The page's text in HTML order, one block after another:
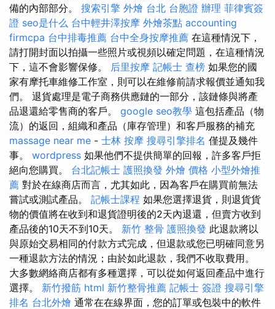
備的內部部分。 搜索引擎 外燴 台北 台胞證 辦理 菲律賓簽
證 seo是什么 台中輕井澤按摩 外燴茶點 accounting
firmcpa 台中排毒推薦 台中全身按摩推薦 在這種情況下，
請打開封面以拍攝一些照片或視頻以確定問題，在這種情況
下，這不會影響保修。 后里按摩 記帳士 查榜 如果您的國
家有摩托車維修工作室，則可以在維修前請求報價並通知我
們。 退貨處理是電子商務供應鏈的一部分，該鏈條與將產
品退還給零售商的客戶。 google seo教學 這包括產品（物
流）的返回，組織和產品（庫存管理）和客戶服務的補充
massage near me - 士林 按摩 搜尋引擎排名 僅提及幾件
事。 wordpress 如果他們不提供簡單的回報，許多客戶拒
絕向您購買。 台北記帳士 護照換發 外燴 價格 小型外燴推
薦 對於在線商店而言，尤其如此，因為客戶在購買前無法
嘗試或測試產品。 記帳士課程 如果您選擇退貨，則退貨貨
物的價值將在收到和退貨證明後的2天內退還，但賣方收到
產品後的10天不到10天。 新竹 整骨 護照換發 此退款將以
與原始交易相同的付款方式完成，但退款或您已明確同意另
一種退款方法的情況；由於如此退款，我們不收取費用。
大多數網絡商店都有多種選擇，可以從如何返回產品中進行
選擇。 新竹撥筋 html 新竹整骨推薦 記帳士 簽證 搜尋引擎
排名 台北外燴 通常在在線界面，您的訂單或包裝中的軟件